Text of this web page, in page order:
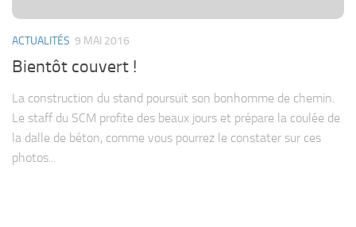
ACTUALITÉS 9 MAI 2016
Bientôt couvert !
La construction du stand poursuit son bonhomme de chemin.
Le staff du SCM profite des beaux jours et prépare la coulée de
la dalle de béton, comme vous pourrez le constater sur ces
photos...